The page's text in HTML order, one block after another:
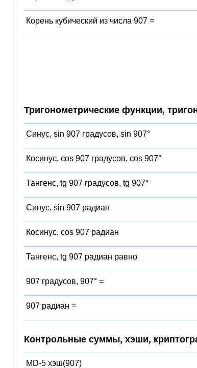
Корень кубический из числа 907 =
Тригонометрические функции,
Синус, sin 907 градусов, sin 907°
Косинус, cos 907 градусов, cos 907°
Тангенс, tg 907 градусов, tg 907°
Синус, sin 907 радиан
Косинус, cos 907 радиан
Тангенс, tg 907 радиан равно
907 градусов, 907° =
907 радиан =
Контрольные суммы, хэши,
MD-5 хэш(907)